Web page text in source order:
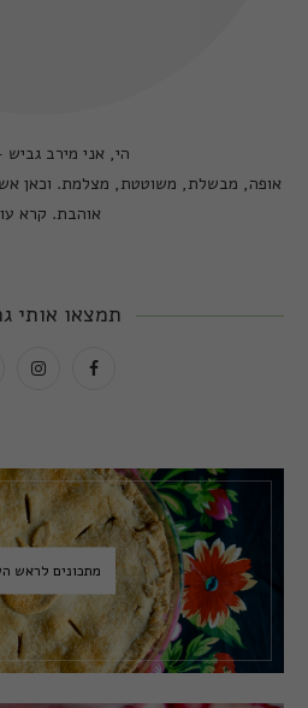
הי, אני מירב
אופה, מבשלת, משוטטת, מצלמת. וכאן
אוהבת. קרא
תמצאו אותי
מתכונים לראש